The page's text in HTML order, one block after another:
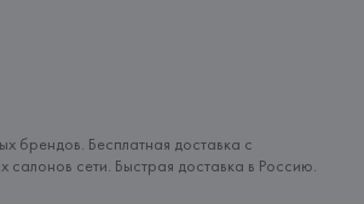
брендов. Бесплатная доставка с
сети. Быстрая доставка в Россию.